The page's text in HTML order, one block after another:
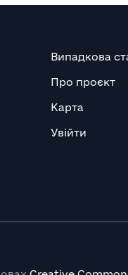
Випадкова
Про проєкт
Карта
Увійти